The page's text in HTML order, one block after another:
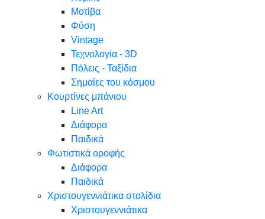
Μοτίβα
Φύση
Vintage
Τεχνολογία - 3D
Πόλεις - Ταξίδια
Σημαίες του κόσμου
Κουρτίνες μπάνιου
Line Art
Διάφορα
Παιδικά
Φωτιστικά οροφής
Διάφορα
Παιδικά
Χριστουγεννιάτικα στολίδια
Χριστουγεννιάτικα